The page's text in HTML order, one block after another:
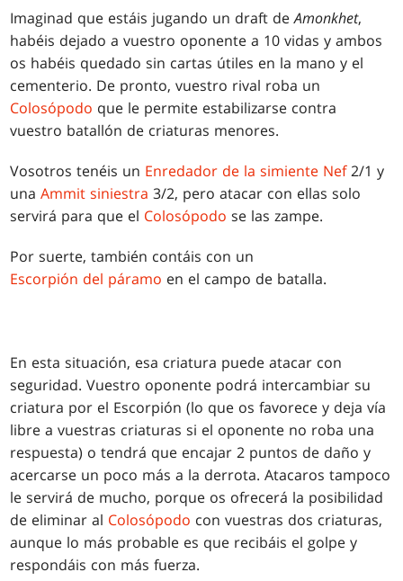
Imaginad que estáis jugando un draft deAmonkhet,
habéis dejado a vuestro oponente a 10 vidas y ambos
os habéis quedado sin cartas útiles en la mano y el
cementerio. De pronto, vuestro rival roba un
Colosópodo que le permite estabilizarse contra
vuestro batallón de criaturas menores.
Vosotros tenéis un Enredador de la simiente Nef2/1 y
unaAmmit siniestra 3/2, pero atacar con ellas solo
servirá para que el Colosópodo se las zampe.
Por suerte, también contáis con un
Escorpión del páramo en el campo de batalla.
En esta situación, esa criatura puede atacar con
seguridad. Vuestro oponente podrá intercambiar su
criatura por el Escorpión (lo que os favorece y deja vía
libre a vuestras criaturas si el oponente no roba una
respuesta) o tendrá que encajar 2 puntos de daño y
acercarse un poco más a la derrota. Atacaros tampoco
le servirá de mucho, porque os ofrecerá la posibilidad
de eliminar al Colosópodo con vuestras dos criaturas,
aunque lo más probable es que recibáis el golpe y
respondáis con más fuerza.